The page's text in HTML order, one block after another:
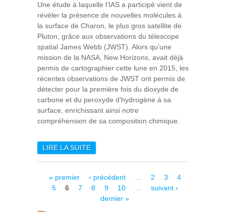
Une étude à laquelle l’IAS a participé vient de
révéler la présence de nouvelles molécules à
la surface de Charon, le plus gros satellite de
Pluton, grâce aux observations du télescope
spatial James Webb (JWST). Alors qu’une
mission de la NASA, New Horizons, avait déjà
permis de cartographier cette lune en 2015, les
récentes observations de JWST ont permis de
détecter pour la première fois du dioxyde de
carbone et du peroxyde d’hydrogène à sa
surface, enrichissant ainsi notre
compréhension de sa composition chimique.
LIRE LA SUITEDE LE JWST DÉTECTE DU
Pages
« premier ‹ précédent 2 3
4
5
6 7 8 9 10
suivant ›
dernier »